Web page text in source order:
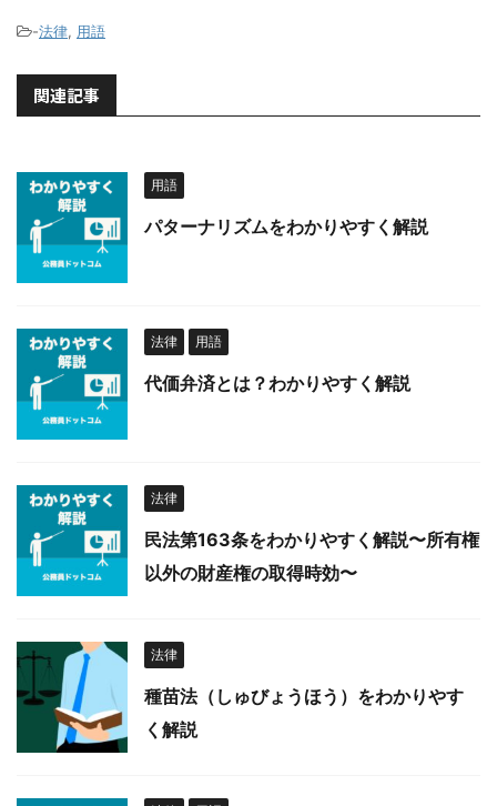
-法律, 用語
関連記事
用語
パターナリズムをわかりやすく解説
法律 用語
代価弁済とは？わかりやすく解説
法律
民法第163条をわかりやすく解説〜所有権
以外の財産権の取得時効〜
法律
種苗法（しゅびょうほう）をわかりやす
く解説